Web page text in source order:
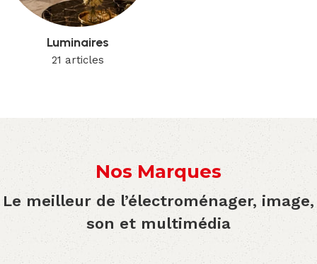
Luminaires
21 articles
Nos Marques
Le meilleur de l’électroménager, image,
son et multimédia